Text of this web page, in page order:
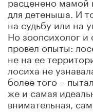
для детеныша. И
на судьбу или на
Но зоопсихолог
провел опыты:
не на ее
лосиха не
более того –
же и самая
внимательная,